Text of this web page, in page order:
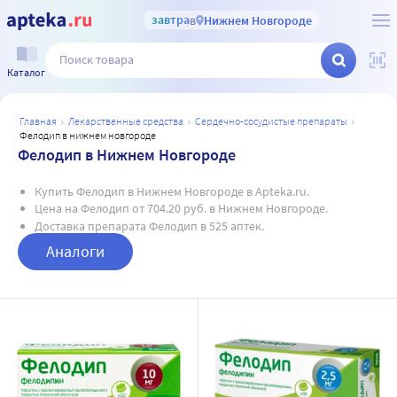
завтрав Нижнем Новгороде
Каталог
главная лекарственные средства
сердечно-сосудистые препараты
фелодип в нижнем новгороде
Фелодип в Нижнем Новгороде
Купить Фелодип в Нижнем Новгороде в Apteka.ru.
Цена на Фелодип от 704.20 руб. в Нижнем Новгороде.
Доставка препарата Фелодип в 525 аптек.
Аналоги